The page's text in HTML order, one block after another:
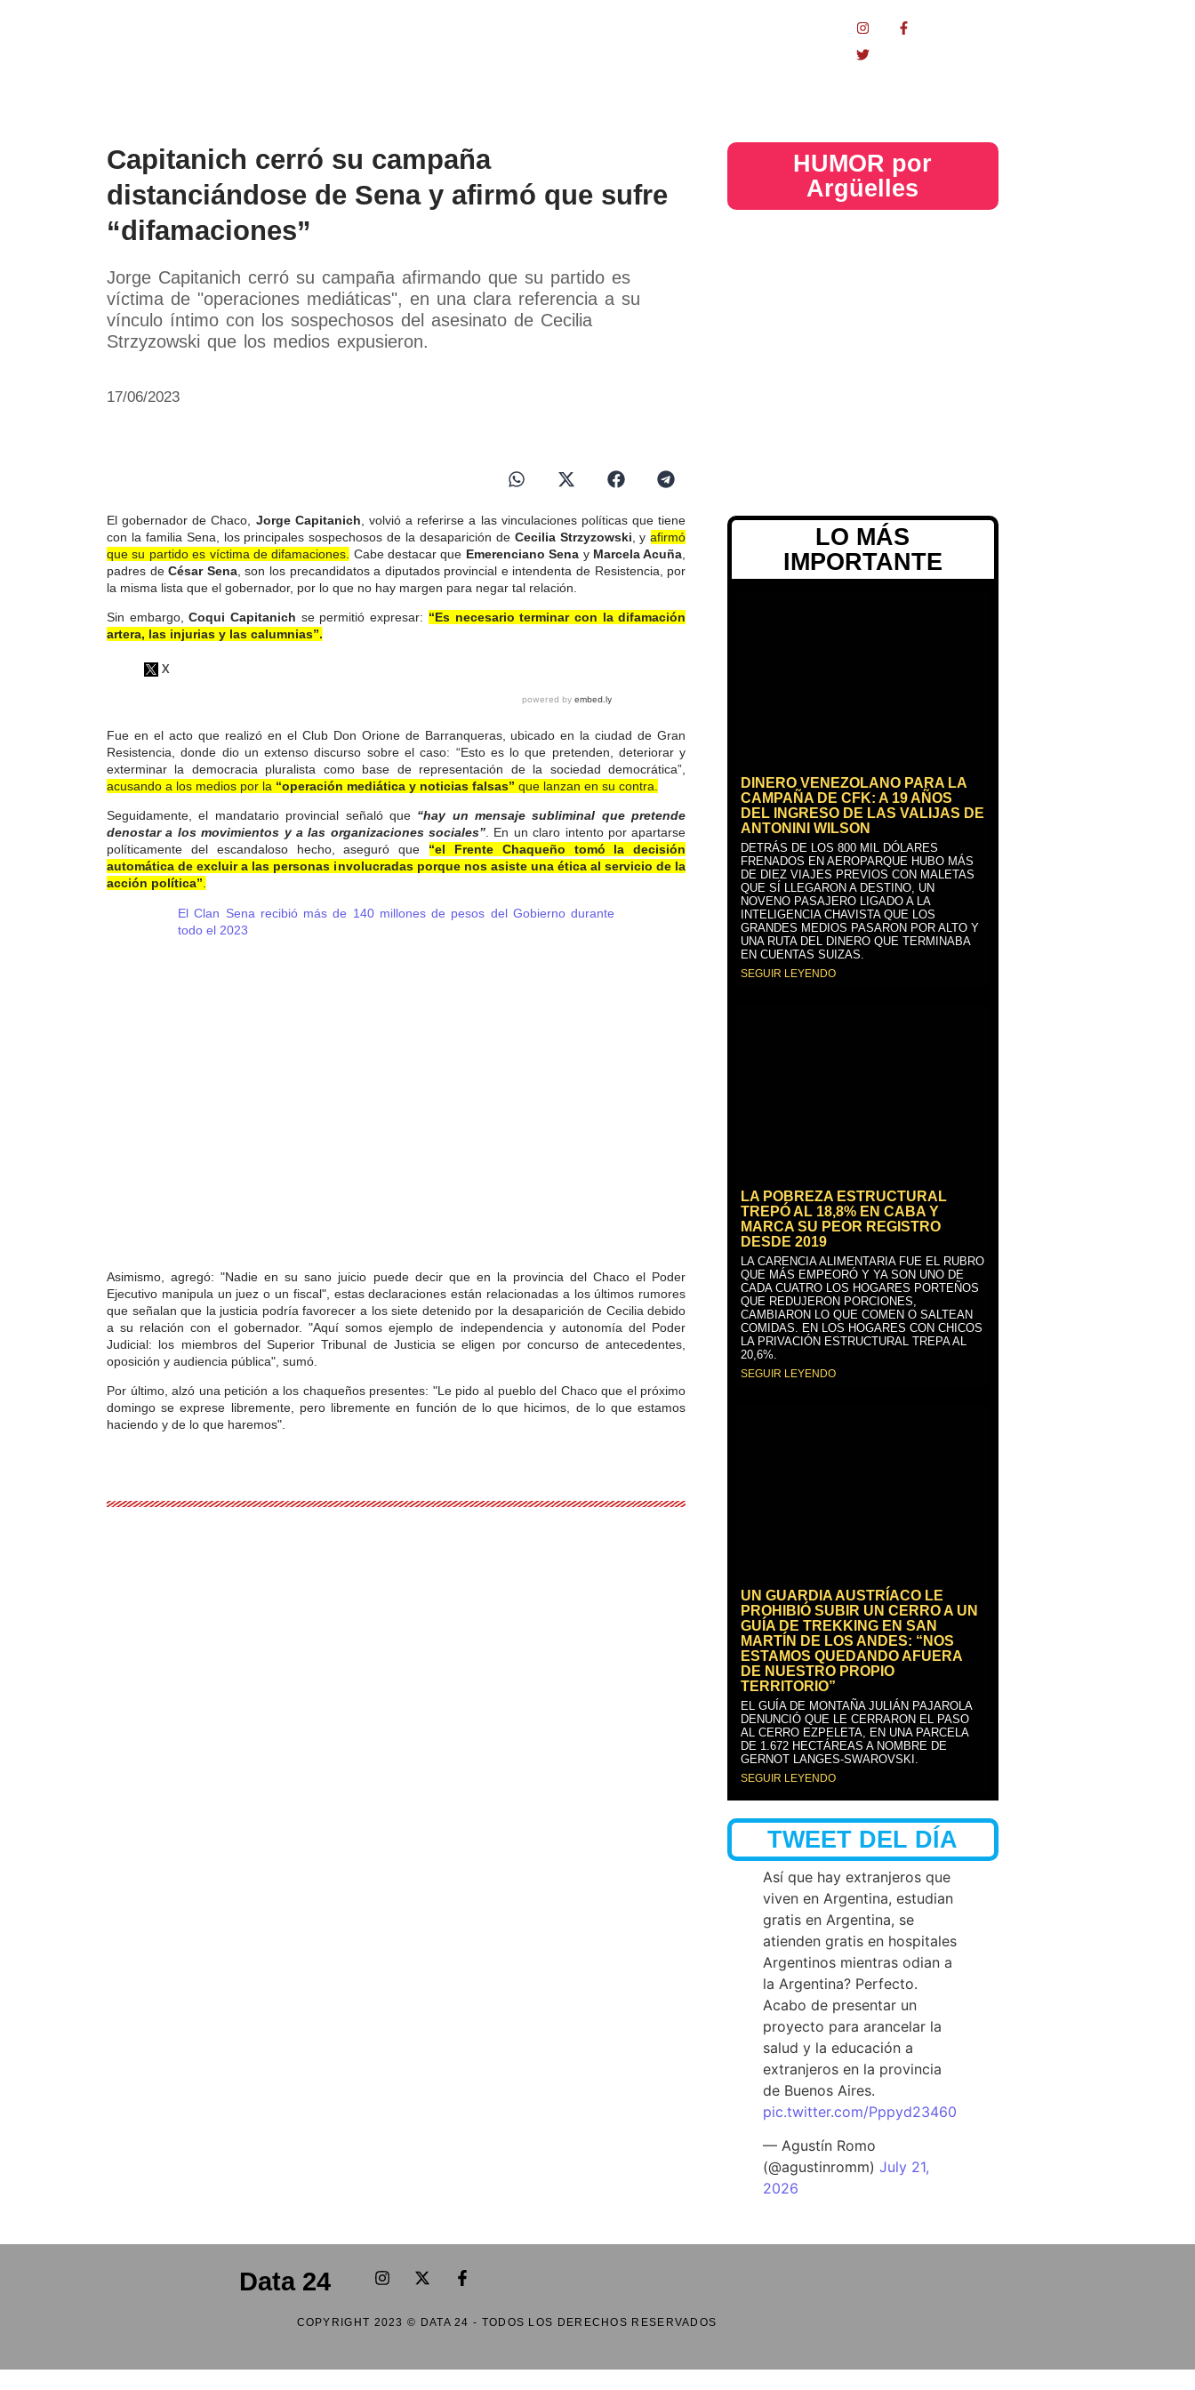
Capitanich cerró su campaña
distanciándose de Sena y afirmó que sufre
“difamaciones”
Jorge Capitanich cerró su campaña afirmando que su partido es
víctima de "operaciones mediáticas", en una clara referencia a su
vínculo íntimo con los sospechosos del asesinato de Cecilia
Strzyzowski que los medios expusieron.
17/06/2023
El gobernador de Chaco, Jorge Capitanich , volvió a referirse a las vinculaciones políticas que tiene
con la familia Sena, los principales sospechosos de la desaparición de Cecilia Strzyzowski , yafirmó
que su partido es víctima de difamaciones. Cabe destacar que Emerenciano Sena y Marcela Acuña
padres deCésar Sena, son los precandidatos a diputados provincial e intendenta de Resistencia, por
la misma lista que el gobernador, por lo que no hay margen para negar tal relación.
Sin embargo, Coqui Capitanich se permitió expresar: “Es necesario terminar con la difamación
artera, las injurias y las calumnias”.
Fue en el acto que realizó en el Club Don Orione de Barranqueras, ubicado en la ciudad de Gran
Resistencia, donde dio un extenso discurso sobre el caso: “Esto es lo que pretenden, deteriorar y
exterminar la democracia pluralista como base de representación de la sociedad democrática”,
acusando a los medios por la “operación mediática y noticias falsas” que lanzan en su contra.
Seguidamente, el mandatario provincial señaló que “hay un mensaje subliminal que pretende
denostar a los movimientos y a las organizaciones sociales” . En un claro intento por apartarse
políticamente del escandaloso hecho, aseguró que “el Frente Chaqueño tomó la decisión
automática de excluir a las personas involucradas porque nos asiste una ética al servicio de la
acción política”
El Clan Sena recibió más de 140 millones de pesos del Gobierno durante
todo el 2023
Asimismo, agregó: "Nadie en su sano juicio puede decir que en la provincia del Chaco el Poder
Ejecutivo manipula un juez o un fiscal", estas declaraciones están relacionadas a los últimos rumores
que señalan que la justicia podría favorecer a los siete detenido por la desaparición de Cecilia debido
a su relación con el gobernador.
"Aquí somos ejemplo de independencia y autonomía del Poder
Judicial: los miembros del Superior Tribunal de Justicia se eligen por concurso de antecedentes,
oposición y audiencia pública", sumó.
Por último, alzó una petición a los chaqueños presentes: "Le pido al pueblo del Chaco que el próximo
domingo se exprese libremente, pero libremente en función de lo que hicimos, de lo que estamos
haciendo y de lo que haremos".
HUMOR por
Argüelles​
LO MÁS
IMPORTANTE
DINERO VENEZOLANO PARA LA
CAMPAÑA DE CFK: A 19 AÑOS
DEL INGRESO DE LAS VALIJAS DE
ANTONINI WILSON
DETRÁS DE LOS 800 MIL DÓLARES
FRENADOS EN AEROPARQUE HUBO MÁS
DE DIEZ VIAJES PREVIOS CON MALETAS
QUE SÍ LLEGARON A DESTINO, UN
NOVENO PASAJERO LIGADO A LA
INTELIGENCIA CHAVISTA QUE LOS
GRANDES MEDIOS PASARON POR ALTO Y
UNA RUTA DEL DINERO QUE TERMINABA
EN CUENTAS SUIZAS.
SEGUIR LEYENDO
LA POBREZA ESTRUCTURAL
TREPÓ AL 18,8% EN CABA Y
MARCA SU PEOR REGISTRO
DESDE 2019
LA CARENCIA ALIMENTARIA FUE EL RUBRO
QUE MÁS EMPEORÓ Y YA SON UNO DE
CADA CUATRO LOS HOGARES PORTEÑOS
QUE REDUJERON PORCIONES,
CAMBIARON LO QUE COMEN O SALTEAN
COMIDAS. EN LOS HOGARES CON CHICOS
LA PRIVACIÓN ESTRUCTURAL TREPA AL
20,6%.
SEGUIR LEYENDO
UN GUARDIA AUSTRÍACO LE
PROHIBIÓ SUBIR UN CERRO A UN
GUÍA DE TREKKING EN SAN
MARTÍN DE LOS ANDES: “NOS
ESTAMOS QUEDANDO AFUERA
DE NUESTRO PROPIO
TERRITORIO”
EL GUÍA DE MONTAÑA JULIÁN PAJAROLA
DENUNCIÓ QUE LE CERRARON EL PASO
AL CERRO EZPELETA, EN UNA PARCELA
DE 1.672 HECTÁREAS A NOMBRE DE
GERNOT LANGES-SWAROVSKI.
SEGUIR LEYENDO
TWEET DEL DÍA
Así que hay extranjeros que
viven en Argentina, estudian
gratis en Argentina, se
atienden gratis en hospitales
Argentinos mientras odian a
la Argentina? Perfecto.
Acabo de presentar un
proyecto para arancelar la
salud y la educación a
extranjeros en la provincia
de Buenos Aires.
pic.twitter.com/Pppyd23460
— Agustín Romo
(@agustinromm)July 21,
2026
Data 24
COPYRIGHT 2023 © DATA 24 - TODOS LOS DERECHOS RESERVADOS